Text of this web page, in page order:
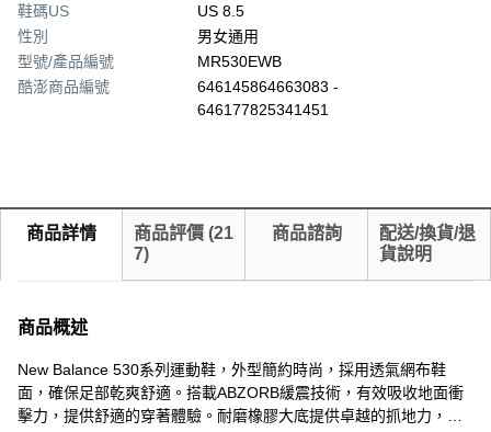
鞋碼US
US 8.5
性別
男女通用
型號/產品編號
MR530EWB
酷澎商品編號
646145864663083 -
646177825341451
商品詳情 商品評價 (21
7)
商品諮詢
配送/換貨/退
貨說明
商品概述
New Balance 530系列運動鞋，外型簡約時尚，採用透氣網布鞋
面，確保足部乾爽舒適。搭載ABZORB緩震技術，有效吸收地面衝
擊力，提供舒適的穿著體驗。耐磨橡膠大底提供卓越的抓地力，讓